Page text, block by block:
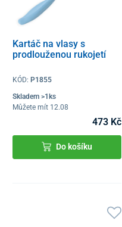
Kartáč na vlasy s
prodlouženou rukojetí
KÓD: P1855
Skladem >1ks
Můžete mít 12.08
473 Kč
Do košíku